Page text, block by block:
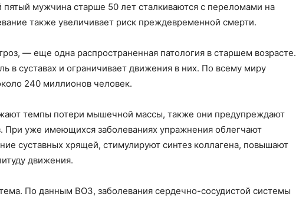
мужчина старше 50 лет сталкиваются с переломами на
также увеличивает риск преждевременной смерти.
— еще одна распространенная патология в старшем возрасте.
в суставах и ограничивает движения в них. По всему миру
240 миллионов человек.
темпы потери мышечной массы, также они предупреждают
При уже имеющихся заболеваниях упражнения облегчают
суставных хрящей, стимулируют синтез коллагена, повышают
движения.
По данным ВОЗ, заболевания сердечно-сосудистой системы